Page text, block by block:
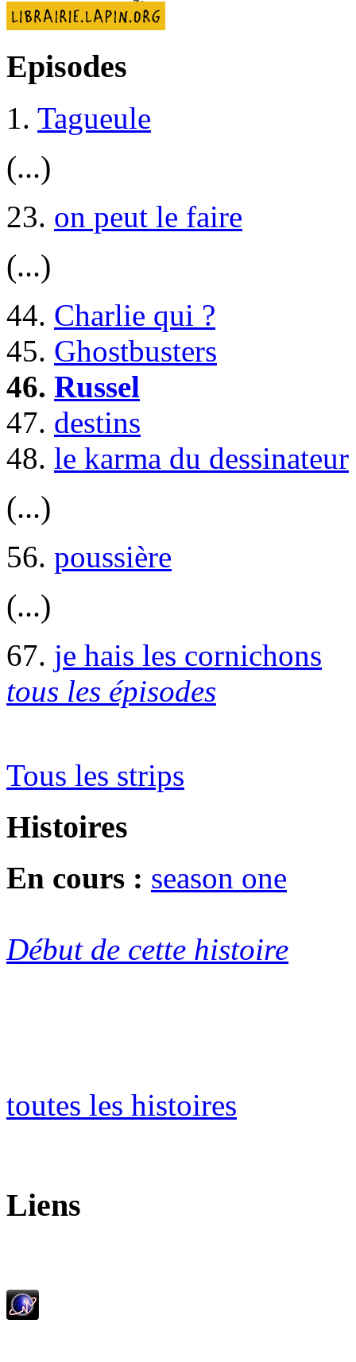
Episodes
1. Tagueule
(...)
23. on peut le faire
(...)
44. Charlie qui ?
45. Ghostbusters
46. Russel
47. destins
48. le karma du dessinateur
(...)
56. poussière
(...)
67. je hais les cornichons
tous les épisodes
Tous les strips
Histoires
En cours : season one
Début de cette histoire
toutes les histoires
Liens